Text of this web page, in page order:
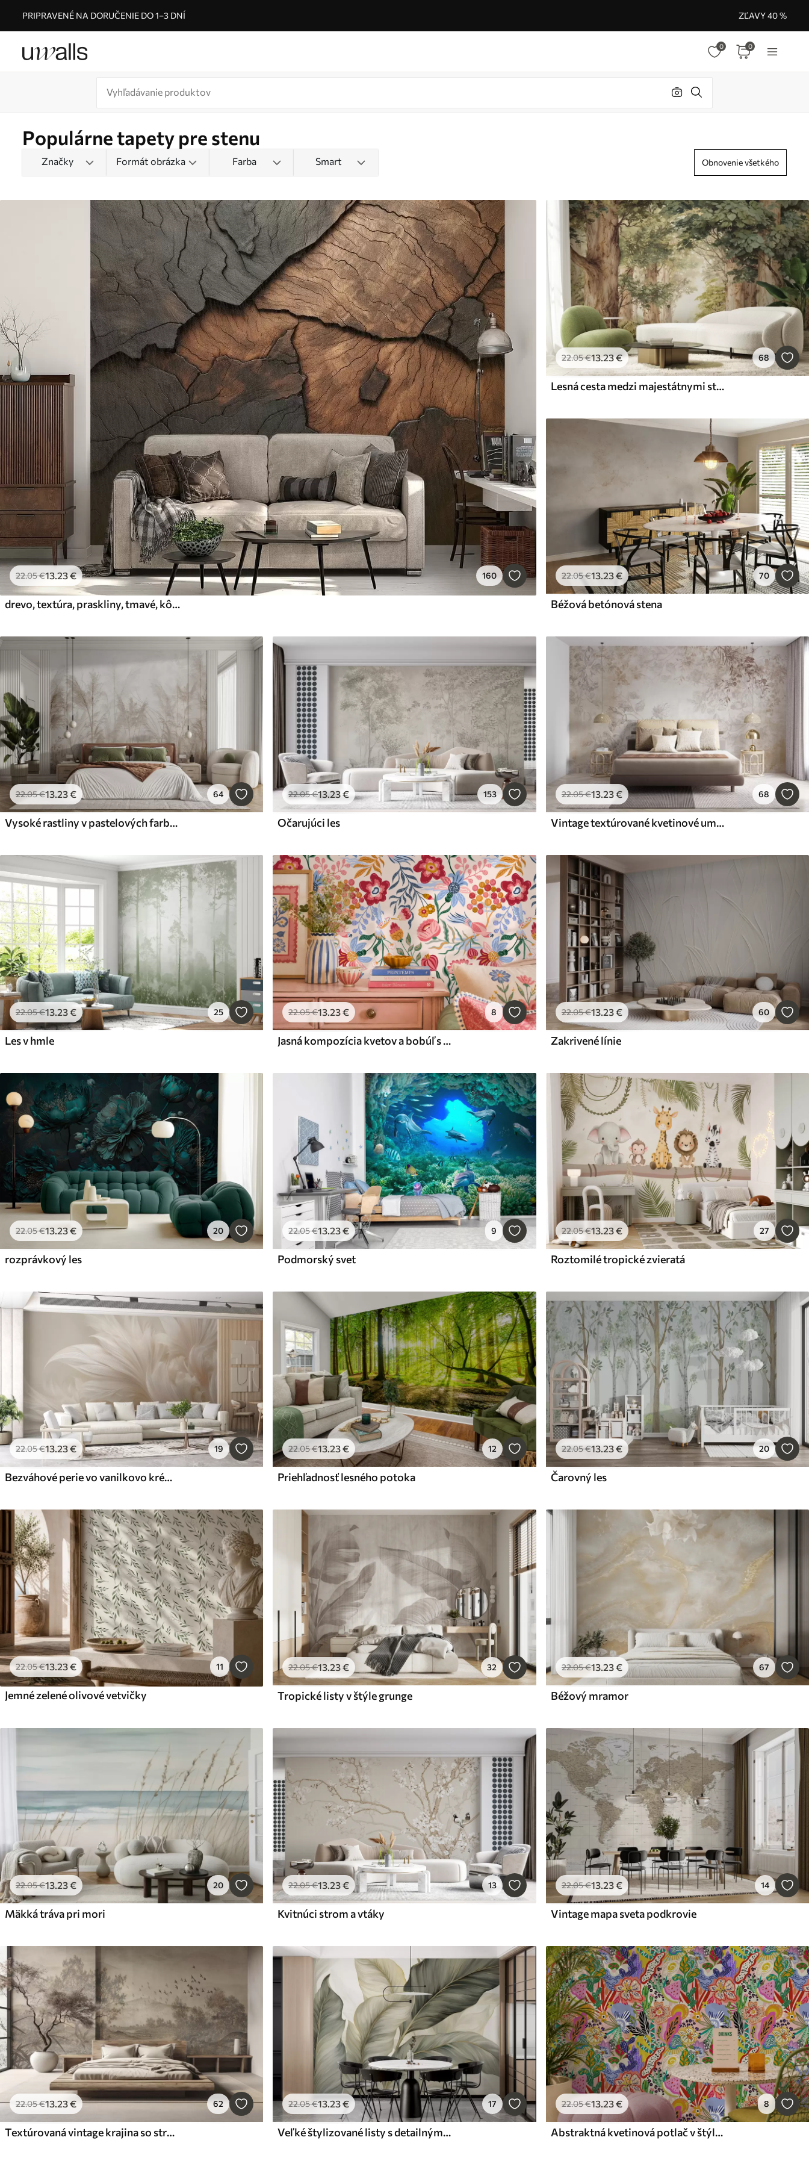
PRIPRAVENÉ NA DORUČENIE DO 1–3 DNÍ ZĽAVY 40 %
0 0
Populárne tapety pre stenu
Značky Formát obrázka Farba Smart Obnovenie všetkého
22.05€13.23€ 160
drevo, textúra, praskliny, tmavé, kôra, povrch
22.05€13.23€ 68
Lesná cesta medzi majestátnymi stromami v akvarelovom štýle
22.05€13.23€ 70
Béžová betónová stena
22.05€13 .23€ 64
Vysoké rastliny v pastelových farbách
22.05€13.23€ 153
Očarujúci les
22.05€13.23€ 68
Vintage textúrované kvetinové umenie s jemnými ilustráciami záhradných kvetov a listov v kreslenom štýle, v jemných pastelových béžových a sépia odtieňoch
22.05€13.23€ 25
Les v hmle
22.05€13.23€ 8
Jasná kompozícia kvetov a bobúľ s papagájmi
22.05€13.23€ 60
Zakrivené línie
22.05€13 .23€ 20
rozprávkový les
22.05€13 .23€ 9
Podmorský svet
22.05€13.23€ 27
Roztomilé tropické zvieratá
22.05€13.23€ 19
Bezváhové perie vo vanilkovo krémových odtieňoch
22.05€13.23€ 12
Priehľadnosť lesného potoka
22.05€13.23€ 20
Čarovný les
22.05€13.23€ 11
Jemné zelené olivové vetvičky
22.05€13.23€ 32
Tropické listy v štýle grunge
22.05€13.23€ 67
Béžový mramor
22.05€13.23€ 20
Mäkká tráva pri mori
22.05€13.23€ 13
Kvitnúci strom a vtáky
22.05€13.23€ 14
Vintage mapa sveta podkrovie
22.05€13.23€ 62
Textúrovaná vintage krajina so stromom v blízkosti rieky a zamračenou oblohou, prírodné umenie v sépiových tónoch
22.05€13.23€ 17
Veľké štylizované listy s detailnými žilkami v rôznych odtieňoch zelenej, krémovej a béžovej farby
22.05€13.23€ 8
Abstraktná kvetinová potlač v štýle pop art